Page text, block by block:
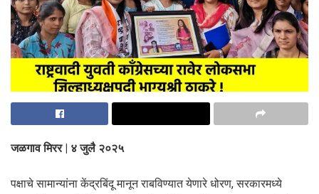
जळगाव मिरर | ४ जुलै २०२५
पक्षाचे सामान्यांना केंद्रबिंदू मानून राबविण्यात येणारे धोरण, सरकारमध्ये